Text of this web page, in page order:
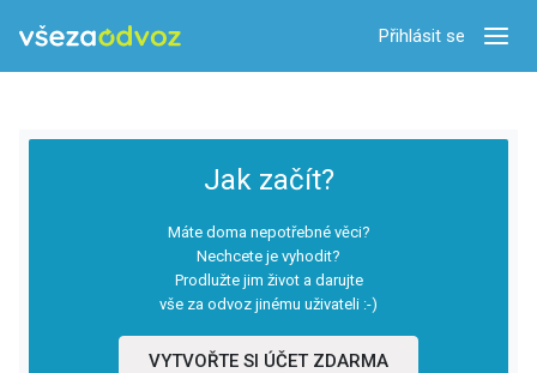
Přihlásit se
Jak začít?
Máte doma nepotřebné věci?
Nechcete je vyhodit?
Prodlužte jim život a darujte
vše za odvoz jinému uživateli :-)
VYTVOŘTE SI ÚČET ZDARMA